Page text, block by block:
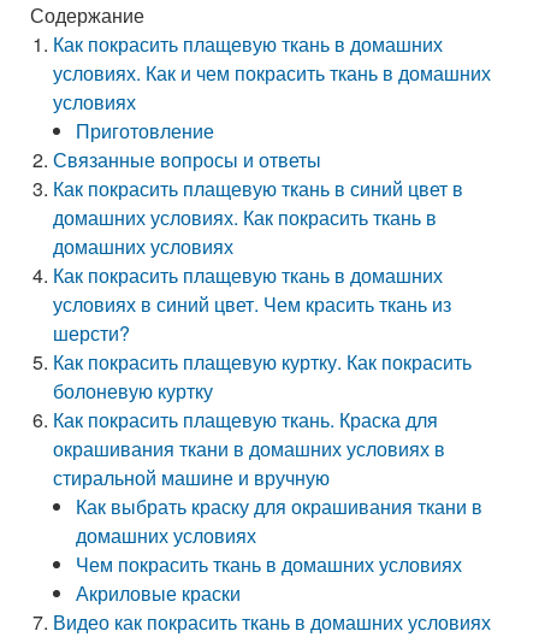
Содержание
Как покрасить плащевую ткань в домашних
условиях. Как и чем покрасить ткань в домашних
условиях
Приготовление
Связанные вопросы и ответы
Как покрасить плащевую ткань в синий цвет в
домашних условиях. Как покрасить ткань в
домашних условиях
Как покрасить плащевую ткань в домашних
условиях в синий цвет. Чем красить ткань из
шерсти?
Как покрасить плащевую куртку. Как покрасить
болоневую куртку
Как покрасить плащевую ткань. Краска для
окрашивания ткани в домашних условиях в
стиральной машине и вручную
Как выбрать краску для окрашивания ткани в
домашних условиях
Чем покрасить ткань в домашних условиях
Акриловые краски
Видео как покрасить ткань в домашних условиях